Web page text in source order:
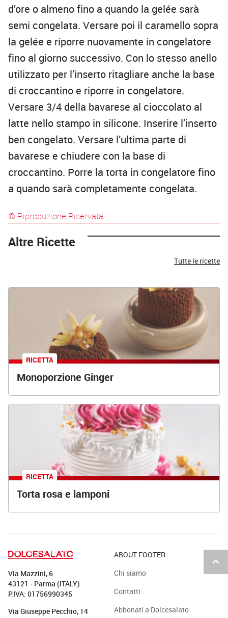
d’ore o almeno fino a quando la gelée sarà
semi congelata. Versare poi il caramello sopra
la gelée e riporre nuovamente in congelatore
fino al giorno successivo. Con lo stesso anello
utilizzato per l’inserto ritagliare anche la base
di croccantino e riporre in congelatore.
Versare 3/4 della bavarese al cioccolato al
latte nello stampo in silicone. Inserire l’inserto
ben congelato. Versare l’ultima parte di
bavarese e chiudere con la base di
croccantino. Porre la torta in congelatore fino
a quando sarà completamente congelata.
© Riproduzione Riservata
Altre Ricette
Tutte le ricette
RICETTA
Monoporzione Ginger
RICETTA
Torta rosa e lamponi
keyboard_arrow_up
Via Mazzini, 6
43121 - Parma (ITALY)
P.IVA: 01756990345
Via Giuseppe Pecchio, 14
ABOUT FOOTER
Chi siamo
Contatti
Abbonati a Dolcesalato